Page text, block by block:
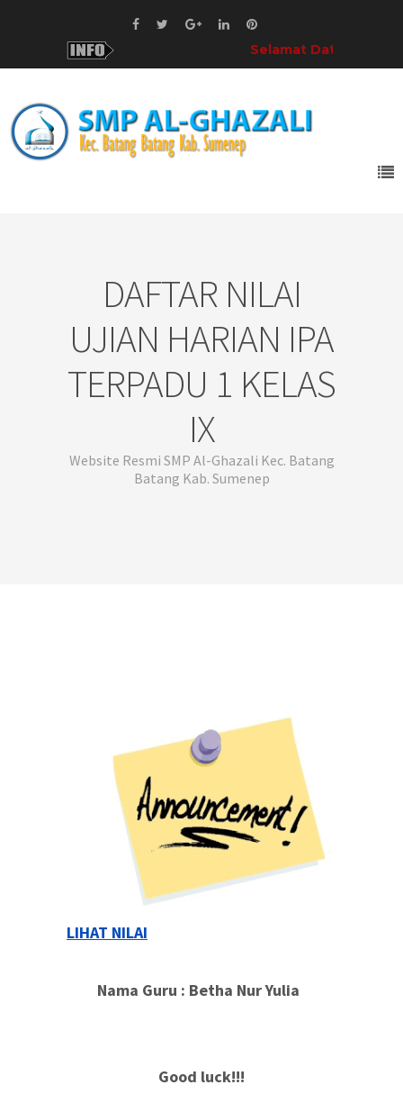
Selamat Datang!
DAFTAR NILAI
UJIAN HARIAN IPA
TERPADU 1 KELAS
IX
Website Resmi SMP Al-Ghazali Kec. Batang
Batang Kab. Sumenep
LIHAT NILAI
Nama Guru : Betha Nur Yulia
Good luck!!!